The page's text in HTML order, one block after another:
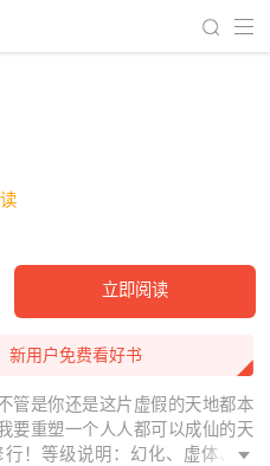
立即阅读
新用户免费看好书
管是你还是这片虚假的天地都本
要重塑一个人人都可以成仙的天
！等级说明：幻化、虚体、虚